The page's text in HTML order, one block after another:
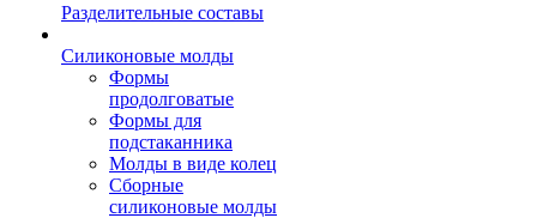
Разделительные составы
Силиконовые молды
Формы
продолговатые
Формы для
подстаканника
Молды в виде колец
Сборные
силиконовые молды